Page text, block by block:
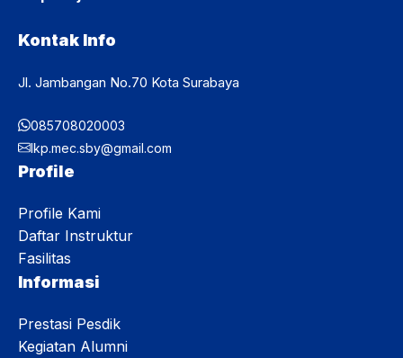
Kontak Info
Jl. Jambangan No.70 Kota Surabaya
085708020003
lkp.mec.sby@gmail.com
Profile
Profile Kami
Daftar Instruktur
Fasilitas
Informasi
Prestasi Pesdik
Kegiatan Alumni